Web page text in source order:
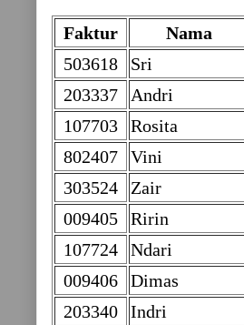
Faktur
Nama
503618
Sri
203337
Andri
107703
Rosita
802407
Vini
303524
Zair
009405
Ririn
107724
Ndari
009406
Dimas
203340
Indri